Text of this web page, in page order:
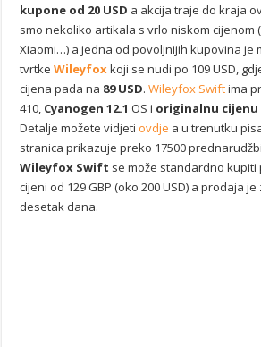
kupone od 20 USD a akcija traje do kraja
smo nekoliko artikala s vrlo niskom cijenom
Xiaomi…) a jedna od povoljnijih kupovina je
tvrtkeWileyfoxkoji se nudi po 109 USD,
cijena pada na 89 USD.Wileyfox Swiftima
410, Cyanogen 12.1 OS i originalnu cijenu
Detalje možete vidjetiovdje a u trenutku
stranica prikazuje preko 17500
Wileyfox Swift se može standardno
cijeni od 129 GBP (oko 200 USD) a prodaja
desetak dana.